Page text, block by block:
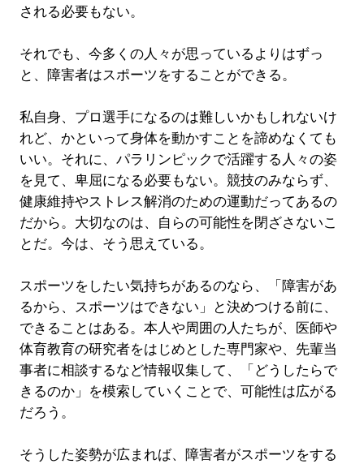
される必要もない。
それでも、今多くの人々が思っているよりはずっ
と、障害者はスポーツをすることができる。
私自身、プロ選手になるのは難しいかもしれないけ
れど、かといって身体を動かすことを諦めなくても
いい。それに、パラリンピックで活躍する人々の姿
を見て、卑屈になる必要もない。競技のみならず、
健康維持やストレス解消のための運動だってあるの
だから。大切なのは、自らの可能性を閉ざさないこ
とだ。今は、そう思えている。
スポーツをしたい気持ちがあるのなら、「障害があ
るから、スポーツはできない」と決めつける前に、
できることはある。本人や周囲の人たちが、医師や
体育教育の研究者をはじめとした専門家や、先輩当
事者に相談するなど情報収集して、「どうしたらで
きるのか」を模索していくことで、可能性は広がる
だろう。
そうした姿勢が広まれば、障害者がスポーツをする